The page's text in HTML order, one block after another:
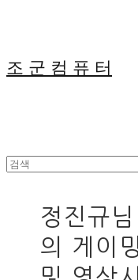
조 군 컴 퓨 터
정진규님
의 게이